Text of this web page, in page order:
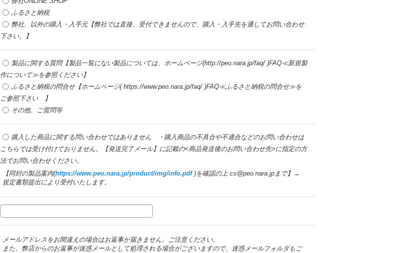
ふるさと納税
弊社、以外の購入・入手元【弊社では直接、受付できませんので、購入・入手先を通してお問い合わせ
下さい。】
製品に関する質問【製品一覧にない製品については、ホームページ(http://peo.nara.jp/faq/ )FAQ≪新規製
作について≫を参照ください】
ふるさと納税の問合せ【ホームページ( https://www.peo.nara.jp/faq/ )FAQ≪ふるさと納税の問合せ≫を
ご参照下さい 】
その他、ご質問等
購入した商品に関する問い合わせではありません ・購入商品の不具合や不適合などのお問い合わせは
こちらでは受け付けておりません。【発送完了メール】に記載の<商品発送後のお問い合わせ先>に指定の方
法でお問い合わせください。
【同封の製品案内(https://www.peo.nara.jp/product/img/info.pdf)を確認の上 cs@peo.nara.jpまで】→
規定書類提出により受付いたします。
メールアドレスをお間違えの場合はお返事が届きません。ご注意ください。
また、弊店からのお返事が迷惑メールとして処理される場合がございますので、迷惑メールフォルダもご